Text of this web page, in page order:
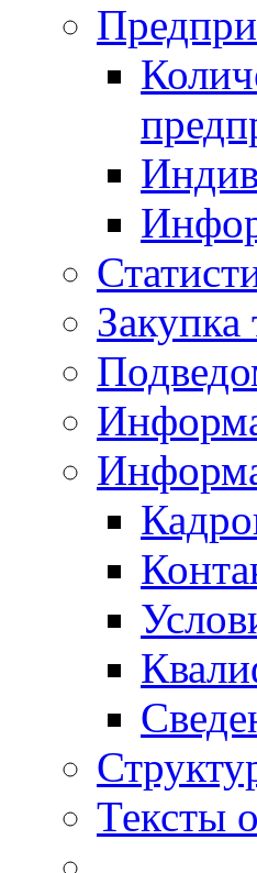
Закупка
Тексты